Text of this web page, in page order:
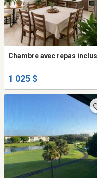
Chambre avec repas inclus
1 025 $